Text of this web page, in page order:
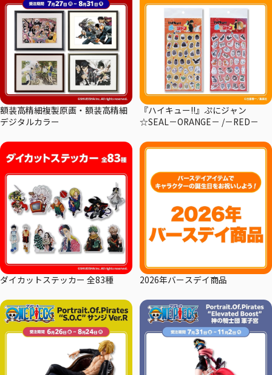
額装高精細複製原画・額装高精細
デジタルカラー
『ハイキュー!!』ぷにジャン
☆SEAL－ORANGE－ /－RED－
ダイカットステッカー 全83種 2026年バースデイ商品